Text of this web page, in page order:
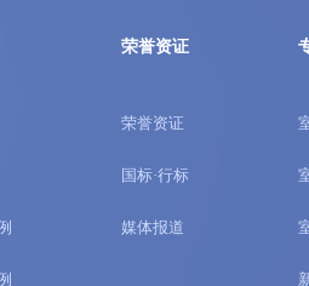
荣誉资证
荣誉资证
国标·行标
媒体报道